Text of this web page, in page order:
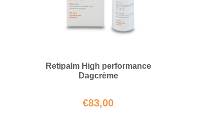
Retipalm High performance
Dagcrème
€83,00